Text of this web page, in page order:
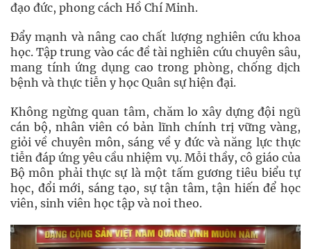
đạo đức, phong cách Hồ Chí Minh.
Đẩy mạnh và nâng cao chất lượng nghiên cứu khoa
học. Tập trung vào các đề tài nghiên cứu chuyên sâu,
mang tính ứng dụng cao trong phòng, chống dịch
bệnh và thực tiễn y học Quân sự hiện đại.
Không ngừng quan tâm, chăm lo xây dựng đội ngũ
cán bộ, nhân viên có bản lĩnh chính trị vững vàng,
giỏi về chuyên môn, sáng về y đức và năng lực thực
tiễn đáp ứng yêu cầu nhiệm vụ. Mỗi thầy, cô giáo của
Bộ môn phải thực sự là một tấm gương tiêu biểu tự
học, đổi mới, sáng tạo, sự tận tâm, tận hiến để học
viên, sinh viên học tập và noi theo.